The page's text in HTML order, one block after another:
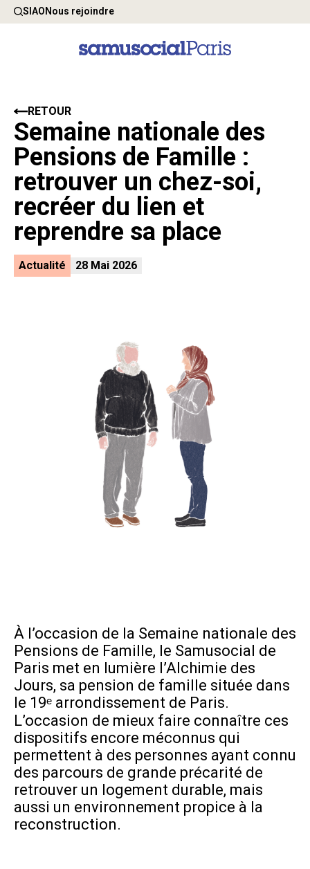
SIAONous rejoindre
Semaine nationale des
Pensions de Famille :
retrouver un chez-soi,
recréer du lien et
reprendre sa place
RETOUR
Actualité 28 Mai 2026
À l’occasion de la Semaine nationale des
Pensions de Famille, le Samusocial de
Paris met en lumière l’Alchimie des
Jours, sa pension de famille située dans
le 19ᵉ arrondissement de Paris.
L’occasion de mieux faire connaître ces
dispositifs encore méconnus qui
permettent à des personnes ayant connu
des parcours de grande précarité de
retrouver un logement durable, mais
aussi un environnement propice à la
reconstruction.